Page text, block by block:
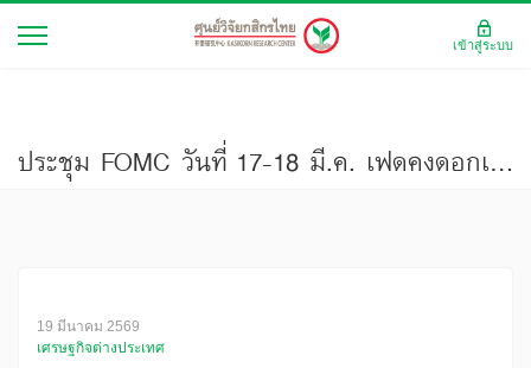
ประชุม FOMC วันที่ 17-18 มี.ค. เฟดคงดอกเบี้ยที่ 3.50-3.75% และยังคงคาดการณ์ปรับลดดอกเบี้ย 1 ครั้งในปีนี้ (มองเศรษฐกิจ ฉบับที่ 4253)
19 มีนาคม 2569
เศรษฐกิจต่างประเทศ
เข้าสู่ระบบ